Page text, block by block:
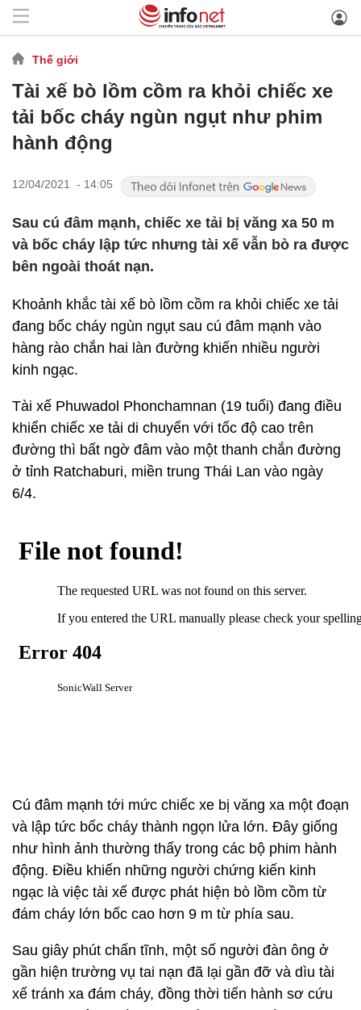
Thế giới
Tài xế bò lồm cồm ra khỏi chiếc xe
tải bốc cháy ngùn ngụt như phim
hành động
12/04/2021 - 14:05
Sau cú đâm mạnh, chiếc xe tải bị văng xa 50 m
và bốc cháy lập tức nhưng tài xế vẫn bò ra được
bên ngoài thoát nạn.
Khoảnh khắc tài xế bò lồm cồm ra khỏi chiếc xe tải
đang bốc cháy ngùn ngụt sau cú đâm mạnh vào
hàng rào chắn hai làn đường khiến nhiều người
kinh ngạc.
Tài xế Phuwadol Phonchamnan (19 tuổi) đang điều
khiển chiếc xe tải di chuyển với tốc độ cao trên
đường thì bất ngờ đâm vào một thanh chắn đường
ở tỉnh Ratchaburi, miền trung Thái Lan vào ngày
6/4.
Cú đâm mạnh tới mức chiếc xe bị văng xa một đoạn
và lập tức bốc cháy thành ngọn lửa lớn. Đây giống
như hình ảnh thường thấy trong các bộ phim hành
động. Điều khiến những người chứng kiến kinh
ngạc là việc tài xế được phát hiện bò lồm cồm từ
đám cháy lớn bốc cao hơn 9 m từ phía sau.
Sau giây phút chấn tĩnh, một số người đàn ông ở
gần hiện trường vụ tai nạn đã lại gần đỡ và dìu tài
xế tránh xa đám cháy, đồng thời tiến hành sơ cứu